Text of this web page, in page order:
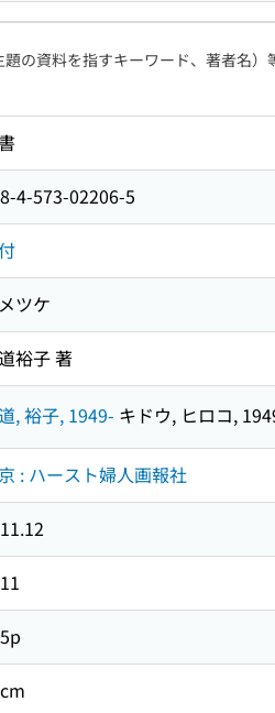
の資料を指すキーワード、著者名）
4-573-02206-5
ツケ
裕子 著
, 裕子, 1949- キドウ, ヒロコ,
: ハースト婦人画報社